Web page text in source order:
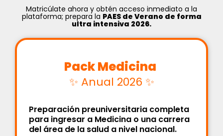
Matricúlate ahora y obtén acceso inmediato a la
plataforma; prepara la PAES de Verano de forma
ultra intensiva 2026.
‍‍Pack Medicina ‍
✨ Anual 2026 ✨
Preparación preuniversitaria completa
para ingresar a Medicina o una carrera
del área de la salud a nivel nacional.